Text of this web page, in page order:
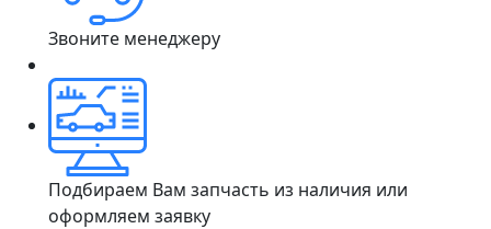
Звоните менеджеру
Подбираем Вам запчасть из наличия или
оформляем заявку